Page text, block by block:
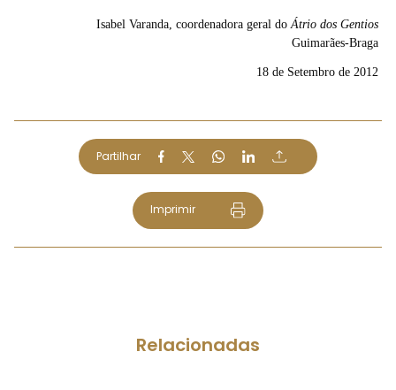
Isabel Varanda, coordenadora geral doÁtrio dos Gentios
Guimarães-Braga
18 de Setembro de 2012
Partilhar
Imprimir
Relacionadas